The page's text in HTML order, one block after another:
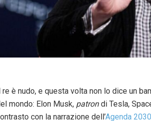
re è nudo, e questa volta non lo dice un
mondo: Elon Musk, patrondi Tesla,
con la narrazione dell’Agenda